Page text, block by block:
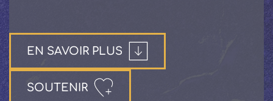
EN SAVOIR PLUS
SOUTENIR